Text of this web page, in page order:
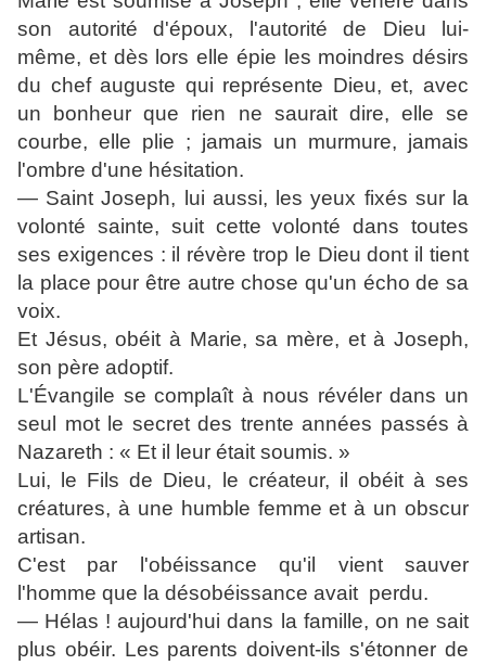
son autorité d'époux, l'autorité de Dieu lui-
même, et dès lors elle épie les moindres désirs
du chef auguste qui représente Dieu, et, avec
un bonheur que rien ne saurait dire, elle se
courbe, elle plie ; jamais un murmure, jamais
l'ombre d'une hésitation.
— Saint Joseph, lui aussi, les yeux fixés sur la
volonté sainte, suit cette volonté dans toutes
ses exigences : il révère trop le Dieu dont il tient
la place pour être autre chose qu'un écho de sa
voix.
Et Jésus, obéit à Marie, sa mère, et à Joseph,
son père adoptif.
L'Évangile se complaît à nous révéler dans un
seul mot le secret des trente années passés à
Nazareth : « Et il leur était soumis. »
Lui, le Fils de Dieu, le créateur, il obéit à ses
créatures, à une humble femme et à un obscur
artisan.
C'est par l'obéissance qu'il vient sauver
l'homme que la désobéissance avait perdu.
— Hélas ! aujourd'hui dans la famille, on ne sait
plus obéir. Les parents doivent-ils s'étonner de